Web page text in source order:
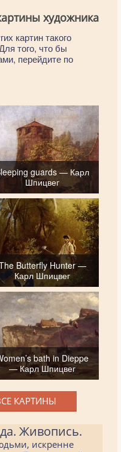
художника
картин такого
того, что бы
перейдите по
guards — Карл
Шпицвег
Butterfly Hunter —
Карл Шпицвег
bath in Dieppe
— Карл Шпицвег
КАРТИНЫ
Живопись.
искренне